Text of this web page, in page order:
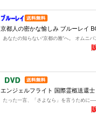
京都人の密かな愉しみ ブルーレイ
あなたの知らない“京都の雅”へ。 オムニバ
エンジェルフライト 国際霊柩送還
たった一言、「さよなら」を言うため